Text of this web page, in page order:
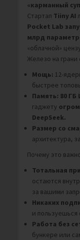
«карманный
Стартап Tiiny AI
Pocket Lab
млрд
«облачной»
Железо на грани
Мощь: 12-
быстрее
Память: 80 ГБ
гаджету
DeepSeek.
Размер со
архитектура,
Почему это
Тотальная
остаются
за вашими
Никаких
и пользуешься
Работа без
бункере или